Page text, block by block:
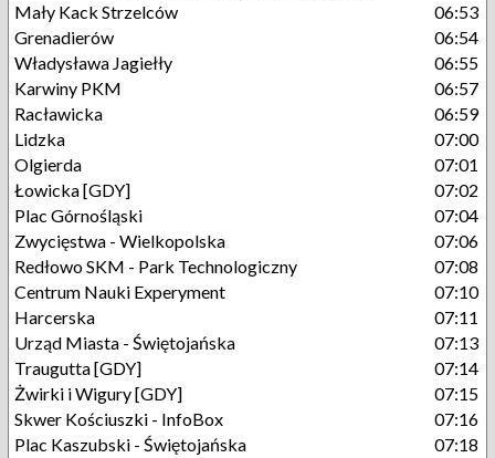
Mały Kack Strzelców
06:53
Grenadierów
06:54
Władysława Jagiełły
06:55
Karwiny PKM
06:57
Racławicka
06:59
Lidzka
07:00
Olgierda
07:01
Łowicka [GDY]
07:02
Plac Górnośląski
07:04
Zwycięstwa - Wielkopolska
07:06
Redłowo SKM - Park Technologiczny
07:08
Centrum Nauki Experyment
07:10
Harcerska
07:11
Urząd Miasta - Świętojańska
07:13
Traugutta [GDY]
07:14
Żwirki i Wigury [GDY]
07:15
Skwer Kościuszki - InfoBox
07:16
Plac Kaszubski - Świętojańska
07:18